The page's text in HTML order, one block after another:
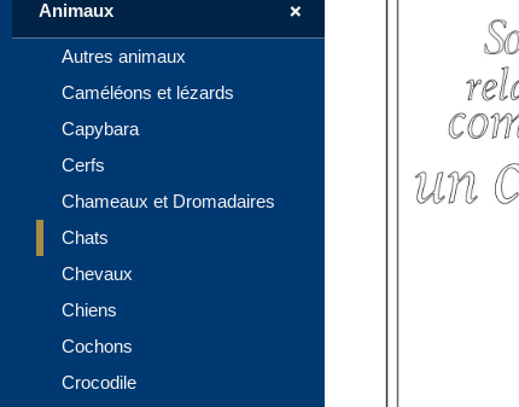
+
Animaux
Autres animaux
Caméléons et lézards
Capybara
Cerfs
Chameaux et Dromadaires
Chats
Chevaux
Chiens
Cochons
Crocodile